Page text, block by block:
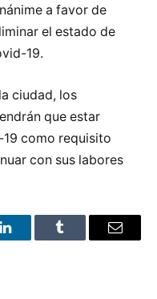
a favor de
el estado de
19.
ciudad, los
que estar
como requisito
con sus labores
LinkedInTumblr Email